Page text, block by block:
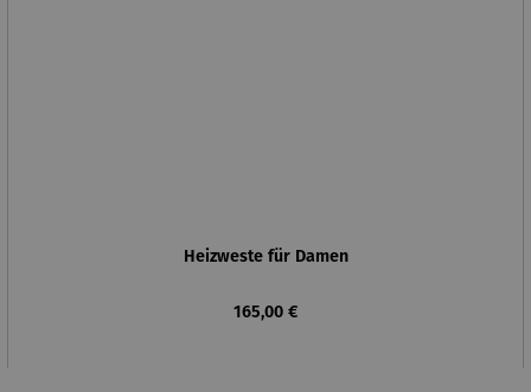
Heizweste für Damen
Regulärer Preis:
165,00 €